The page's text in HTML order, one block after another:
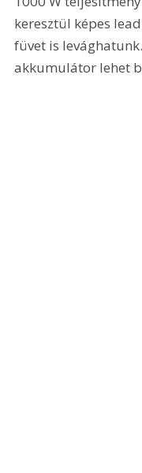
keresztül képes
füvet is
akkumulátor lehet